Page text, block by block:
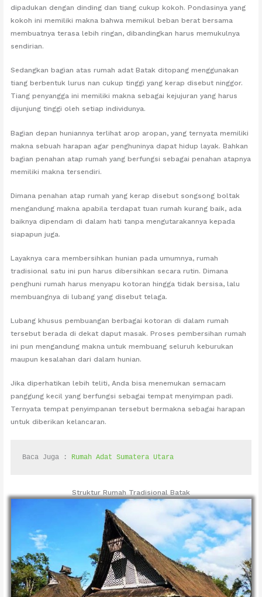
dipadukan dengan dinding dan tiang cukup kokoh. Pondasinya yang
kokoh ini memiliki makna bahwa memikul beban berat bersama
membuatnya terasa lebih ringan, dibandingkan harus memukulnya
sendirian.
Sedangkan bagian atas rumah adat Batak ditopang menggunakan
tiang berbentuk lurus nan cukup tinggi yang kerap disebut ninggor.
Tiang penyangga ini memiliki makna sebagai kejujuran yang harus
dijunjung tinggi oleh setiap individunya.
Bagian depan huniannya terlihat arop aropan, yang ternyata memiliki
makna sebuah harapan agar penghuninya dapat hidup layak. Bahkan
bagian penahan atap rumah yang berfungsi sebagai penahan atapnya
memiliki makna tersendiri.
Dimana penahan atap rumah yang kerap disebut songsong boltak
mengandung makna apabila terdapat tuan rumah kurang baik, ada
baiknya dipendam di dalam hati tanpa mengutarakannya kepada
siapapun juga.
Layaknya cara membersihkan hunian pada umumnya, rumah
tradisional satu ini pun harus dibersihkan secara rutin. Dimana
penghuni rumah harus menyapu kotoran hingga tidak bersisa, lalu
membuangnya di lubang yang disebut telaga.
Lubang khusus pembuangan berbagai kotoran di dalam rumah
tersebut berada di dekat daput masak. Proses pembersihan rumah
ini pun mengandung makna untuk membuang seluruh keburukan
maupun kesalahan dari dalam hunian.
Jika diperhatikan lebih teliti, Anda bisa menemukan semacam
panggung kecil yang berfungsi sebagai tempat menyimpan padi.
Ternyata tempat penyimpanan tersebut bermakna sebagai harapan
untuk diberikan kelancaran.
Baca Juga : Rumah Adat Sumatera Utara
Struktur Rumah Tradisional Batak